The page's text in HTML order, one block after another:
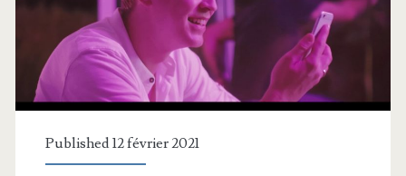
Published 12 février 2021